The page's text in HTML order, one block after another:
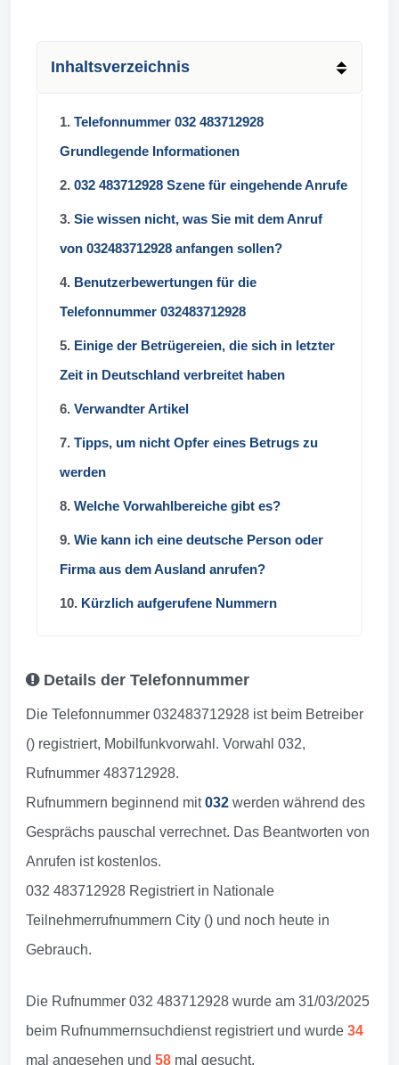
Inhaltsverzeichnis
1. Telefonnummer 032 483712928
Grundlegende Informationen
2. 032 483712928 Szene für eingehende Anrufe
3. Sie wissen nicht, was Sie mit dem Anruf
von 032483712928 anfangen sollen?
4. Benutzerbewertungen für die
Telefonnummer 032483712928
5. Einige der Betrügereien, die sich in letzter
Zeit in Deutschland verbreitet haben
6. Verwandter Artikel
7. Tipps, um nicht Opfer eines Betrugs zu
werden
8. Welche Vorwahlbereiche gibt es?
9. Wie kann ich eine deutsche Person oder
Firma aus dem Ausland anrufen?
10. Kürzlich aufgerufene Nummern
Details der Telefonnummer
Die Telefonnummer 032483712928 ist beim Betreiber
() registriert, Mobilfunkvorwahl. Vorwahl 032,
Rufnummer 483712928.
Rufnummern beginnend mit032 werden während des
Gesprächs pauschal verrechnet. Das Beantworten von
Anrufen ist kostenlos.
032 483712928 Registriert in Nationale
Teilnehmerrufnummern City () und noch heute in
Gebrauch.
Die Rufnummer 032 483712928 wurde am 31/03/2025
beim Rufnummernsuchdienst registriert und wurde 34
mal angesehen und 58 mal gesucht.